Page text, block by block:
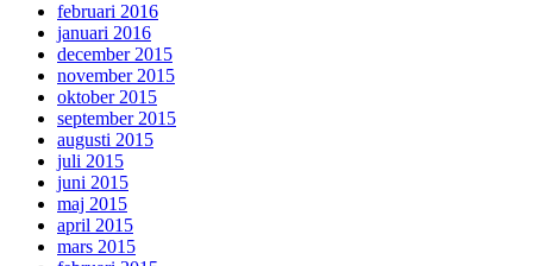
februari 2016
januari 2016
december 2015
november 2015
oktober 2015
september 2015
augusti 2015
juli 2015
juni 2015
maj 2015
april 2015
mars 2015